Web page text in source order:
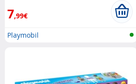
7,99€
Playmobil